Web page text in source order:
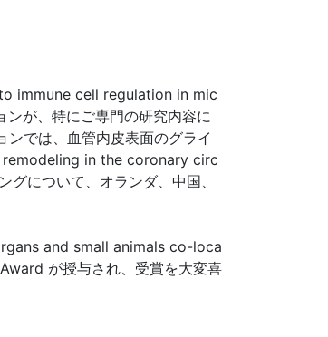
immune cell regulation in mic
が、特にご専門の研究内容に
では、血管内皮表面のグライ
remodeling in the coronary circ
について、オランダ、中国、
and small animals co-loca
が授与され、受賞を大変喜